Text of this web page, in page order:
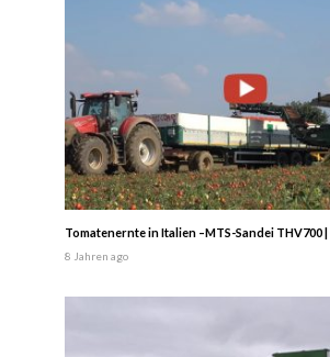
Tomatenernte in Italien –MTS-Sandei THV700 |
8 Jahren ago